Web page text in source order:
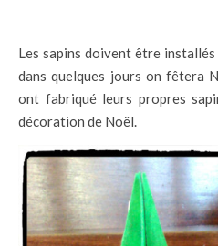
Les sapins doivent être installés dans la plupart des maisons,
dans quelques jours on fêtera
ont fabriqué leurs propres
décoration de Noël.